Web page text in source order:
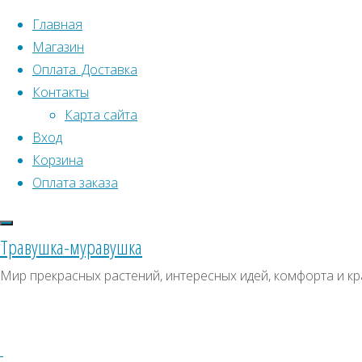
Перейти к содержимому
Главная
Магазин
Оплата. Доставка
Контакты
Карта сайта
Вход
Корзина
Оплата заказа
Травушка-муравушка
Мир прекрасных растений, интересных идей, комфорта и
Что искать:
Птицемлечник
понтийский
Купить
Искать:
СКИДКИ, АКЦИИ
Архивы